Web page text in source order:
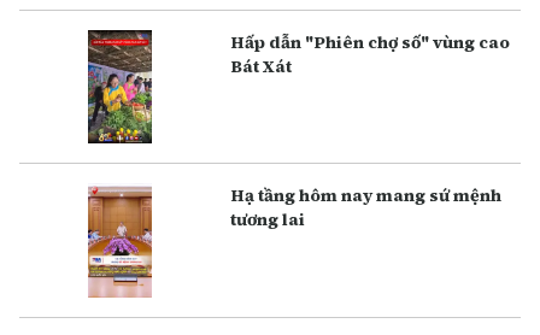
Hấp dẫn "Phiên chợ số" vùng cao
Bát Xát
Hạ tầng hôm nay mang sứ mệnh
tương lai